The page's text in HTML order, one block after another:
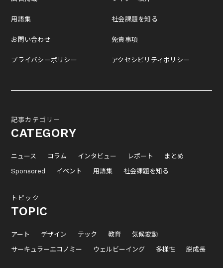
用語集
お問い合わせ
プライバシーポリシー
社会課題を知る
免責事項
アクセシビリティポリシー
記事カテゴリー
CATEGORY
ニュース コラム インタビュー レポート
まとめ
Sponsored
イベント 用語集 社会課題を知る
トピック
TOPIC
アート デザイン テック 教育
気候変動
サーキュラーエコノミー
ウェルビーイング 多様性 脱成長